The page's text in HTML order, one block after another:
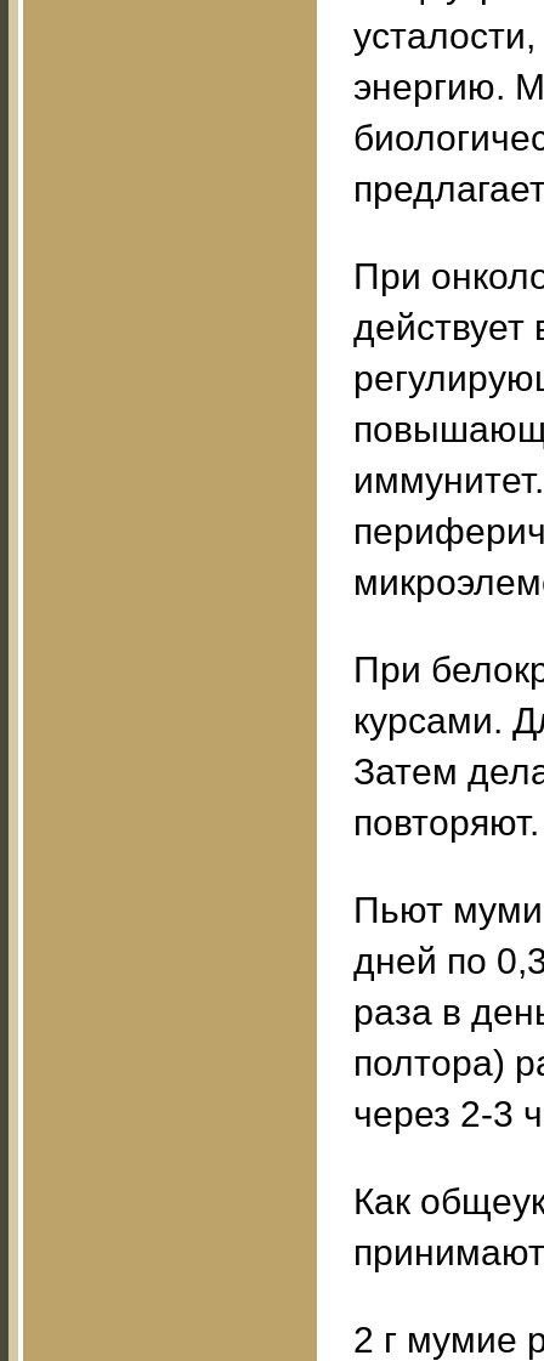
энергию.
При
действует
При
курсами.
Затем
Пьют
дней по
раза в
полтора)
через 2-3
Как
2 г мумие